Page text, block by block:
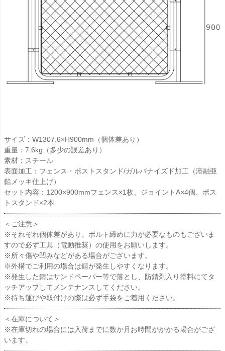
サイズ：W1307.6×H900mm（個体差あり）
重量：7.6kg（多少の誤差あり）
素材：スチール
表面加工：フェンス・ポストスタンド/ガルバナイズド加工（溶融亜
鉛メッキ仕上げ）
セット内容：1200×900mmフェンス×1枚、ジョイントA×4個、ポス
トスタンド×2本
＜ご注意＞
※それぞれ個体差があり、ボルト締めに力が必要なものもございま
すので必ず工具（電動推奨）の使用をお願いします。
※所々傷や凹みなどがある場合がございます。
※外構でご利用の場合は錆が発生しやすくなります。
※発生した錆はサンドペーパー等で落とし、防錆剤入り塗料にてタ
ッチアップしてメンテナンスしてください。
※持ち運びや取付けの際は必ず手袋をご着用ください。
＜在庫について＞
※在庫切れの場合には入荷までに数か月お時間がかかる場合がござ
います。